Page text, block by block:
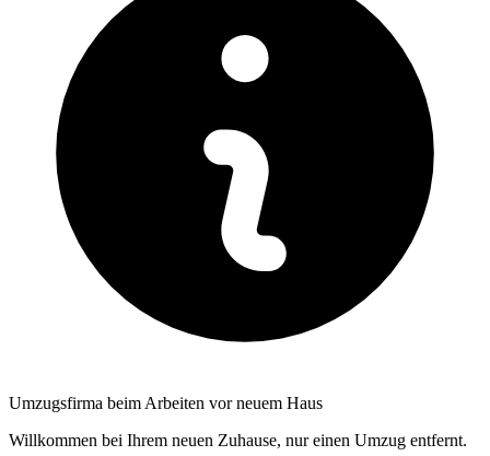
Umzugsfirma beim Arbeiten vor neuem Haus
Willkommen bei Ihrem neuen Zuhause, nur einen Umzug entfernt.